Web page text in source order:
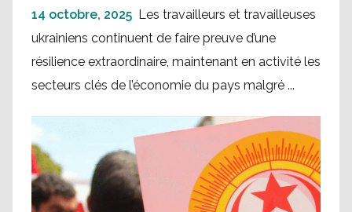
14 octobre, 2025 Les travailleurs et travailleuses
ukrainiens continuent de faire preuve d’une
résilience extraordinaire, maintenant en activité les
secteurs clés de l’économie du pays malgré ...